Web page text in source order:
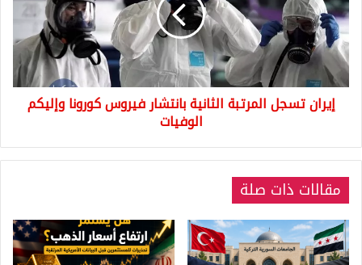
بانتشار
فيروس
كورونا
وإليكم
الوفيات
إيران تسجل المرتبة الثانية بانتشار فيروس كورونا وإليكم
الوفيات
مقالات ذات صلة